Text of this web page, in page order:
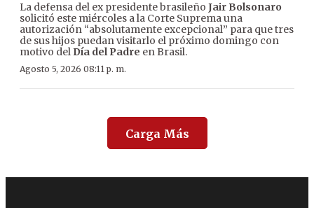
La defensa del ex presidente brasileño Jair Bolsonaro
solicitó este miércoles a la Corte Suprema una
autorización “absolutamente excepcional” para que tres
de sus hijos puedan visitarlo el próximo domingo con
motivo del Día del Padre en Brasil.
Agosto 5, 2026 08:11 p. m.
Carga Más